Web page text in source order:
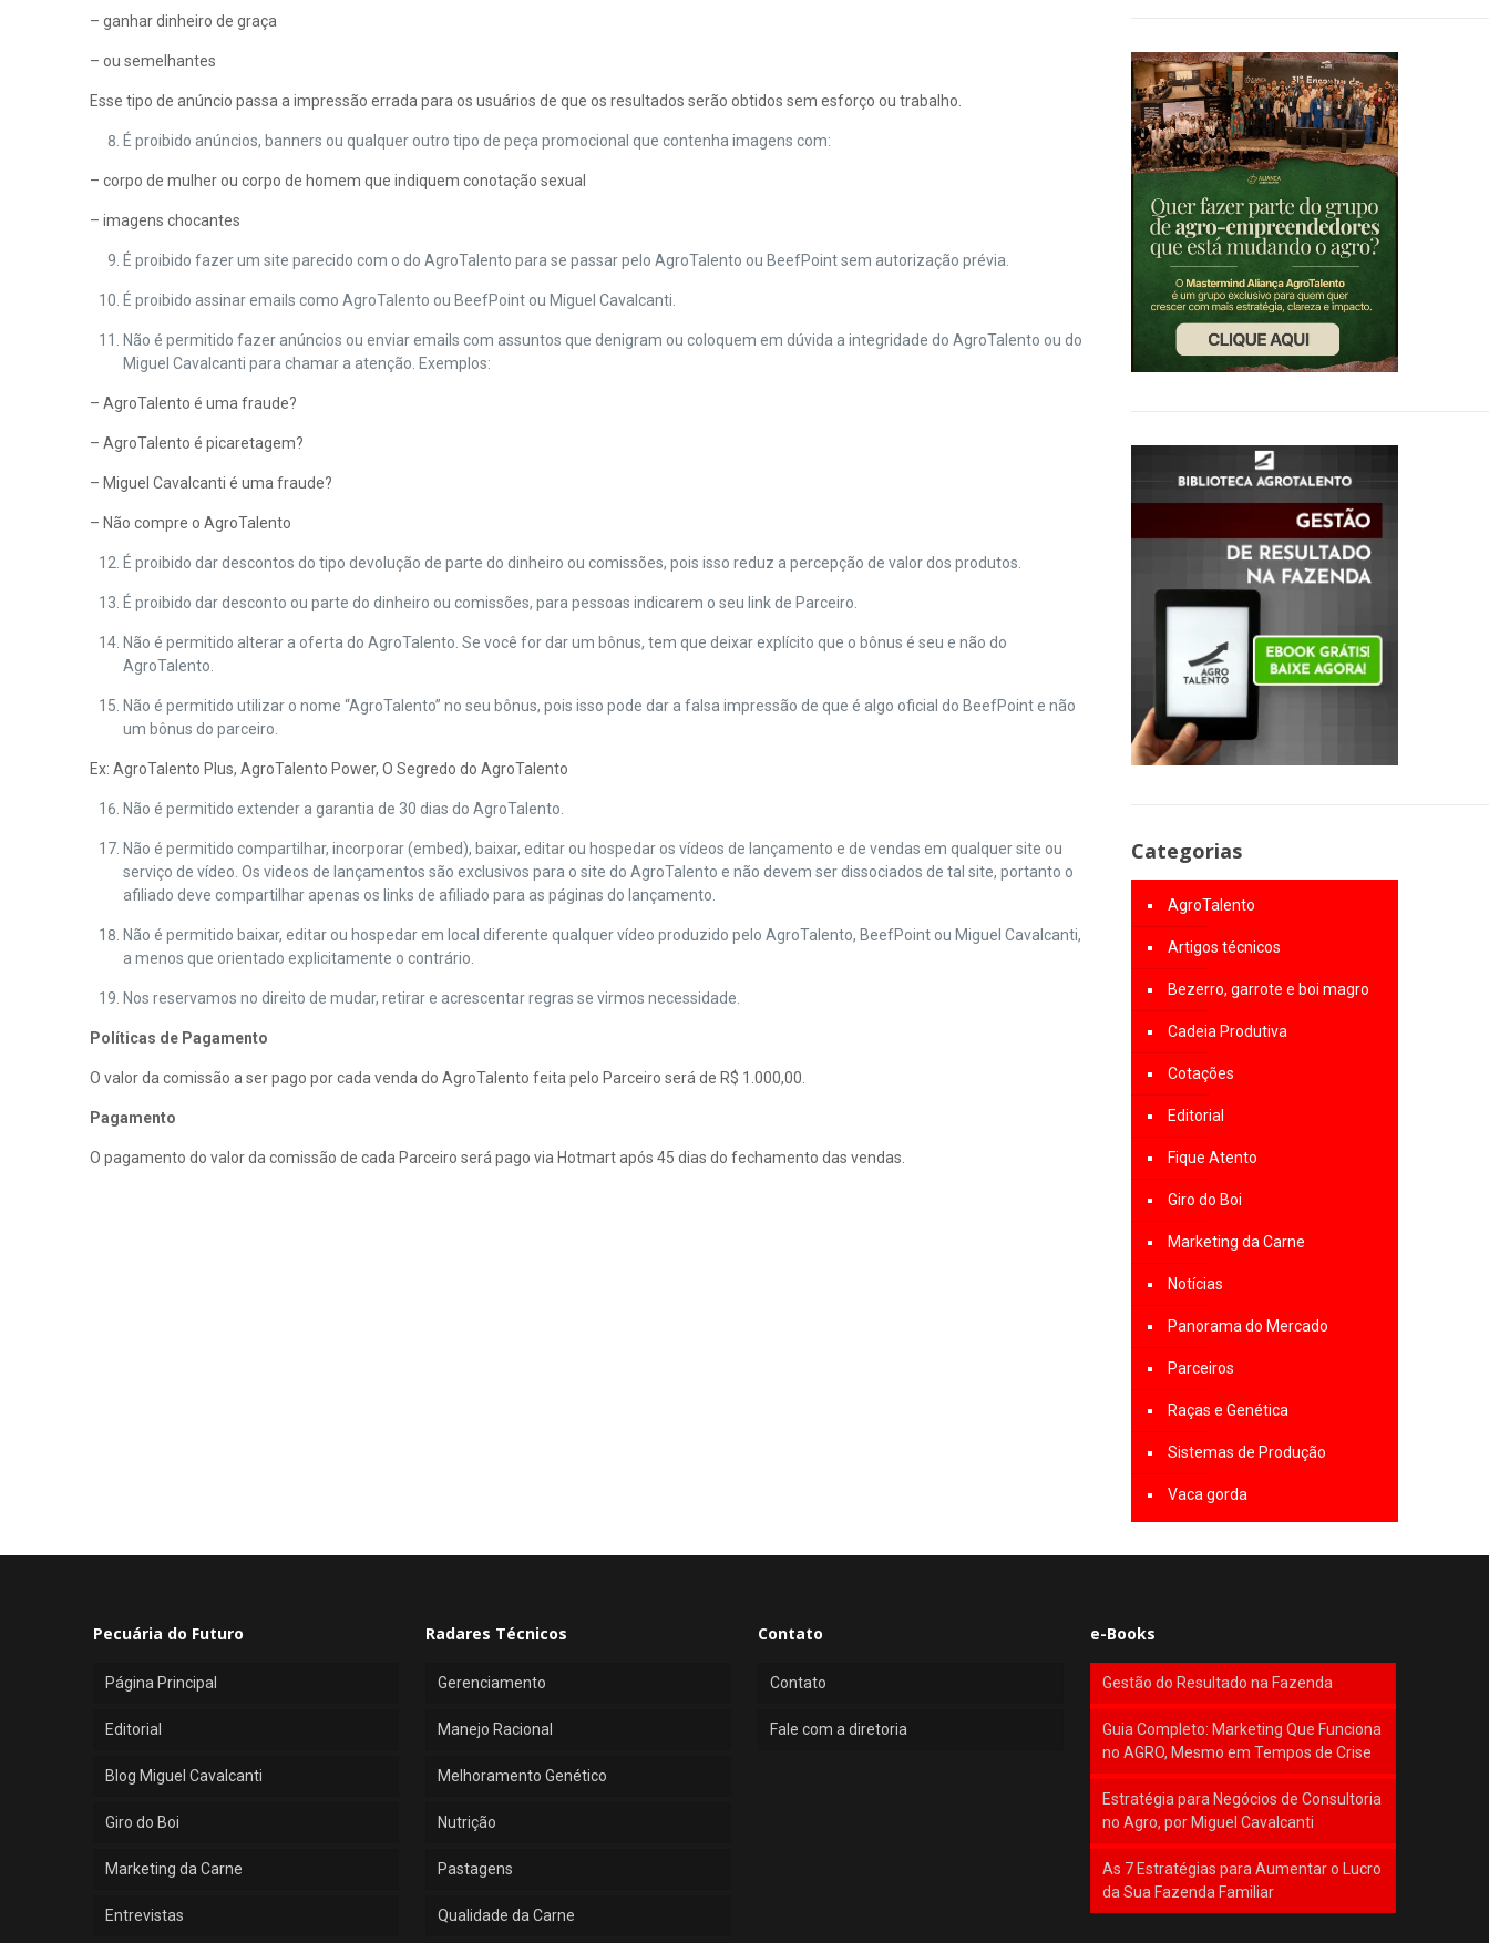
– ganhar dinheiro de graça
– ou semelhantes
Esse tipo de anúncio passa a impressão errada para os usuários de que os resultados serão obtidos sem esforço ou trabalho.
É proibido anúncios, banners ou qualquer outro tipo de peça promocional que contenha imagens com:
– corpo de mulher ou corpo de homem que indiquem conotação sexual
– imagens chocantes
É proibido fazer um site parecido com o do AgroTalento para se passar pelo AgroTalento ou BeefPoint sem autorização prévia.
É proibido assinar emails como AgroTalento ou BeefPoint ou Miguel Cavalcanti.
Não é permitido fazer anúncios ou enviar emails com assuntos que denigram ou coloquem em dúvida a integridade do AgroTalento ou do
Miguel Cavalcanti para chamar a atenção. Exemplos:
– AgroTalento é uma fraude?
– AgroTalento é picaretagem?
– Miguel Cavalcanti é uma fraude?
– Não compre o AgroTalento
É proibido dar descontos do tipo devolução de parte do dinheiro ou comissões, pois isso reduz a percepção de valor dos produtos.
É proibido dar desconto ou parte do dinheiro ou comissões, para pessoas indicarem o seu link de Parceiro.
Não é permitido alterar a oferta do AgroTalento. Se você for dar um bônus, tem que deixar explícito que o bônus é seu e não do
AgroTalento.
Não é permitido utilizar o nome “AgroTalento” no seu bônus, pois isso pode dar a falsa impressão de que é algo oficial do BeefPoint e não
um bônus do parceiro.
Ex: AgroTalento Plus, AgroTalento Power, O Segredo do AgroTalento
Não é permitido extender a garantia de 30 dias do AgroTalento.
Não é permitido compartilhar, incorporar (embed), baixar, editar ou hospedar os vídeos de lançamento e de vendas em qualquer site ou
serviço de vídeo. Os videos de lançamentos são exclusivos para o site do AgroTalento e não devem ser dissociados de tal site, portanto o
afiliado deve compartilhar apenas os links de afiliado para as páginas do lançamento.
Não é permitido baixar, editar ou hospedar em local diferente qualquer vídeo produzido pelo AgroTalento, BeefPoint ou Miguel Cavalcanti,
a menos que orientado explicitamente o contrário.
Nos reservamos no direito de mudar, retirar e acrescentar regras se virmos necessidade.
Políticas de Pagamento
O valor da comissão a ser pago por cada venda do AgroTalento feita pelo Parceiro será de R$ 1.000,00.
Pagamento
O pagamento do valor da comissão de cada Parceiro será pago via Hotmart após 45 dias do fechamento das vendas.
Categorias
AgroTalento
Artigos técnicos
Bezerro, garrote e boi magro
Cadeia Produtiva
Cotações
Editorial
Fique Atento
Giro do Boi
Marketing da Carne
Notícias
Panorama do Mercado
Parceiros
Raças e Genética
Sistemas de Produção
Vaca gorda
Pecuária do Futuro
Página Principal
Editorial
Blog Miguel Cavalcanti
Giro do Boi
Marketing da Carne
Entrevistas
Radares Técnicos
Gerenciamento
Manejo Racional
Melhoramento Genético
Nutrição
Pastagens
Qualidade da Carne
Contato
Contato
Fale com a diretoria
e-Books
Gestão do Resultado na Fazenda
Guia Completo: Marketing Que Funciona
no AGRO, Mesmo em Tempos de Crise
Estratégia para Negócios de Consultoria
no Agro, por Miguel Cavalcanti
As 7 Estratégias para Aumentar o Lucro
da Sua Fazenda Familiar